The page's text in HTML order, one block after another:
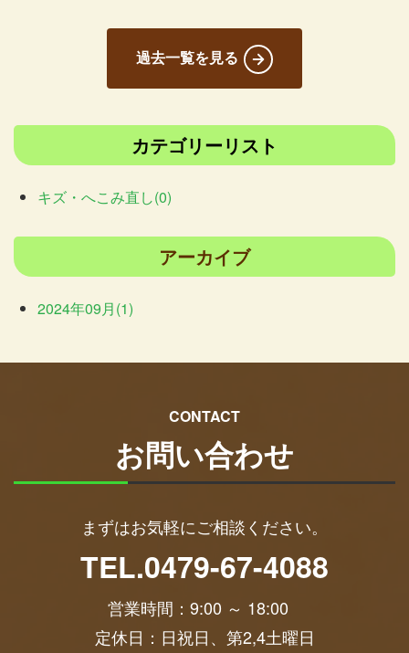
過去一覧を見る
カテゴリーリスト
キズ・へこみ直し(0)
アーカイブ
2024年09月(1)
お問い合わせ
CONTACT
まずはお気軽にご相談ください。
TEL.0479-67-4088
営業時間：9:00 ～ 18:00
定休日： 日祝日、第2,4土曜日